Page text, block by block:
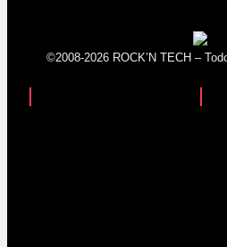
©2008-2026 ROCK’N TECH –